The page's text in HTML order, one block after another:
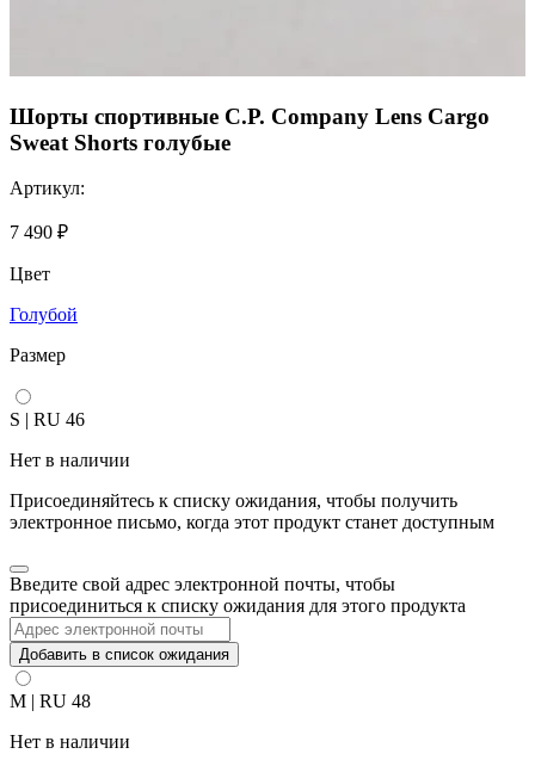
Шорты спортивные C.P. Company Lens Cargo
Sweat Shorts голубые
Артикул:
7 490 ₽
Цвет
Голубой
Размер
S | RU 46
Нет в наличии
Присоединяйтесь к списку ожидания, чтобы получить
электронное письмо, когда этот продукт станет доступным
Закрыть
уведомление
Введите свой адрес электронной почты, чтобы
присоединиться к списку ожидания для этого продукта
Добавить в список ожидания
M | RU 48
Нет в наличии